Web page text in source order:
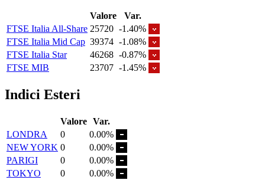
Valore
Var.
FTSE Italia All-Share 25720 -1.40%
FTSE Italia Mid Cap 39374 -1.08%
FTSE Italia Star
46268 -0.87%
FTSE MIB
23707 -1.45%
Indici Esteri
Valore Var.
LONDRA
0
0.00%
NEW YORK 0
0.00%
PARIGI
0
0.00%
TOKYO
0
0.00%